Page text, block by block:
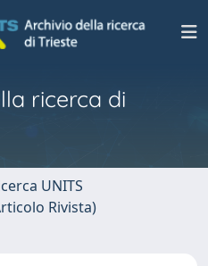
ricerca di
UNITS
Rivista)